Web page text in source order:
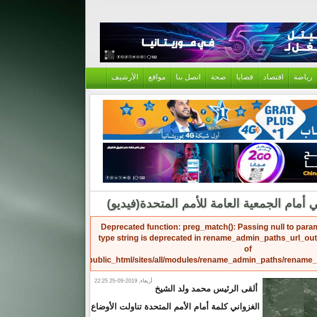
رياضة اقتصاد قضايا صحة اتصل بنا مواقع الأرشيف
أمام الجمعية العامة للأمم المتحدة(فيديو)
Deprecated function: preg_match(): Passing null to
type string is deprecated in
of
/home/amicinf1/public_html/sites/all/modules/rename_admin_paths/
أربعاء, 2019-09-25 22:25
ألقى الرئيس محمد ولد الشيخ
الغزواني كلمة أمام الأمم المتحدة تناولت الأوضاع